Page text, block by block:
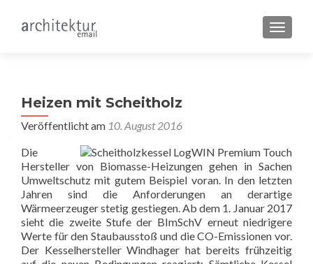
Heizen mit Scheitholz
Veröffentlicht am 10. August 2016
Die
Hersteller von Biomasse-Heizungen gehen in Sachen
Umweltschutz mit gutem Beispiel voran. In den letzten
Jahren sind die Anforderungen an derartige
Wärmeerzeuger stetig gestiegen. Ab dem 1. Januar 2017
sieht die zweite Stufe der BImSchV erneut niedrigere
Werte für den Staubausstoß und die CO-Emissionen vor.
Der Kesselhersteller Windhager hat bereits frühzeitig